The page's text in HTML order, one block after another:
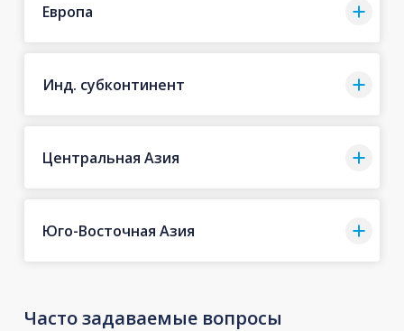
Европа
Инд. субконтинент
Центральная Азия
Юго-Восточная Азия
Часто задаваемые вопросы